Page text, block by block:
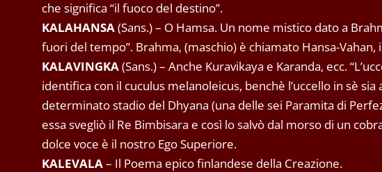
che significa “il fuoco del destino”.
KALAHANSA(Sans.) – O Hamsa. Un nome mistico dato a
fuori del tempo”. Brahma‚ (maschio) è chiamato Hansa-Vahan,
KALAVINGKA(Sans.) – Anche Kuravikaya e Karanda, ecc.
identifica con il cuculus melanoleicus, benchè l’uccello in sè
determinato stadio del Dhyana (una delle sei Paramita di
essa svegliò il Re Bimbisara e così lo salvò dal morso di un
dolce voce è il nostro Ego Superiore.
KALEVALA– Il Poema epico finlandese della Creazione.